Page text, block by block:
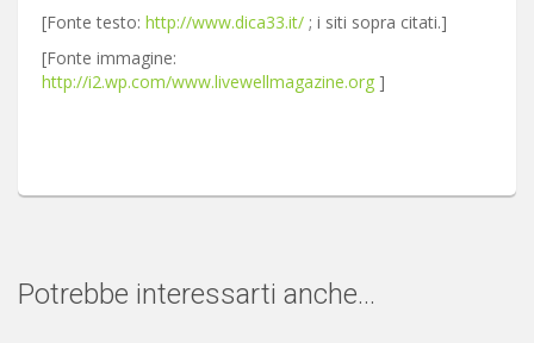
[Fonte testo: http://www.dica33.it/ ; i siti sopra citati.]
[Fonte immagine:
http://i2.wp.com/www.livewellmagazine.org ]
Potrebbe interessarti anche...